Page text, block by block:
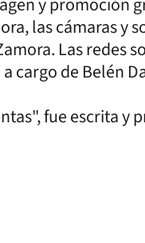
las cámaras y
Las redes
cargo de Belén
fue escrita y